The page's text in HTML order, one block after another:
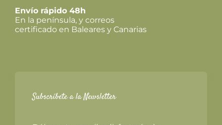
Envío rápido 48h
En la península, y correos
certificado en Baleares y Canarias
Subscríbete a la Newsletter